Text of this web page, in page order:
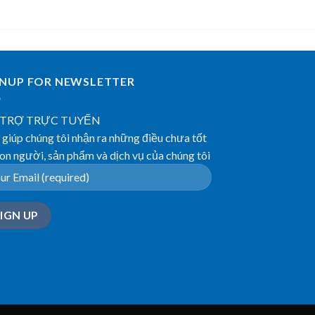
FOR NEWSLETTER
TRỰC TUYẾN
chúng tôi nhận ra những điều chưa tốt
người, sản phẩm và dịch vụ của chúng tôi